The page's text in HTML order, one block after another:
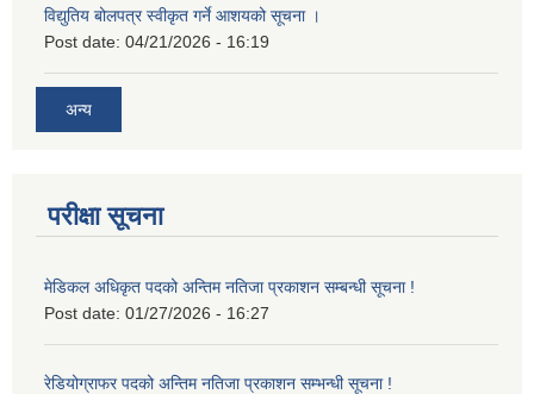
विद्युतिय बोलपत्र स्वीकृत गर्ने आशयको सूचना ।
Post date: 04/21/2026 - 16:19
अन्य
परीक्षा सूचना
मेडिकल अधिकृत पदको अन्तिम नतिजा प्रकाशन सम्बन्धी सूचना !
Post date: 01/27/2026 - 16:27
रेडियोग्राफर पदको अन्तिम नतिजा प्रकाशन सम्भन्धी सूचना !